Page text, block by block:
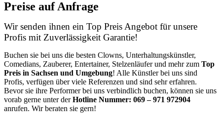
Preise auf Anfrage
Wir senden ihnen ein Top Preis Angebot für unsere
Profis mit Zuverlässigkeit Garantie!
Buchen sie bei uns die besten Clowns, Unterhaltungskünstler,
Comedians, Zauberer, Entertainer, Stelzenläufer und mehr zum Top
Preis in Sachsen und Umgebung! Alle Künstler bei uns sind
Profis, verfügen über viele Referenzen und sind sehr erfahren.
Bevor sie ihre Performer bei uns verbindlich buchen, können sie uns
vorab gerne unter derHotline Nummer: 069 – 971 972904
anrufen. Wir beraten sie gern!